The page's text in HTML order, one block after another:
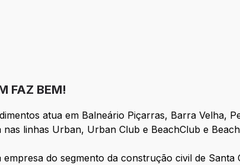
FAZ BEM!
atua em Balneário Piçarras, Barra Velha,
linhas Urban, Urban Club e BeachClub e
empresa do segmento da construção civil de Santa